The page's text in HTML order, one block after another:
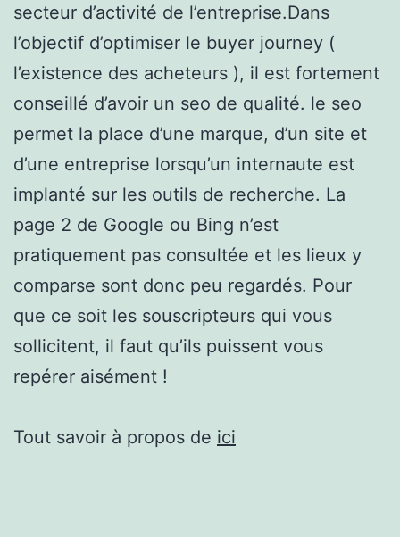
secteur d’activité de l’entreprise.Dans
l’objectif d’optimiser le buyer journey (
l’existence des acheteurs ), il est fortement
conseillé d’avoir un seo de qualité. le seo
permet la place d’une marque, d’un site et
d’une entreprise lorsqu’un internaute est
implanté sur les outils de recherche. La
page 2 de Google ou Bing n’est
pratiquement pas consultée et les lieux y
comparse sont donc peu regardés. Pour
que ce soit les souscripteurs qui vous
sollicitent, il faut qu’ils puissent vous
repérer aisément !
Tout savoir à propos de ici